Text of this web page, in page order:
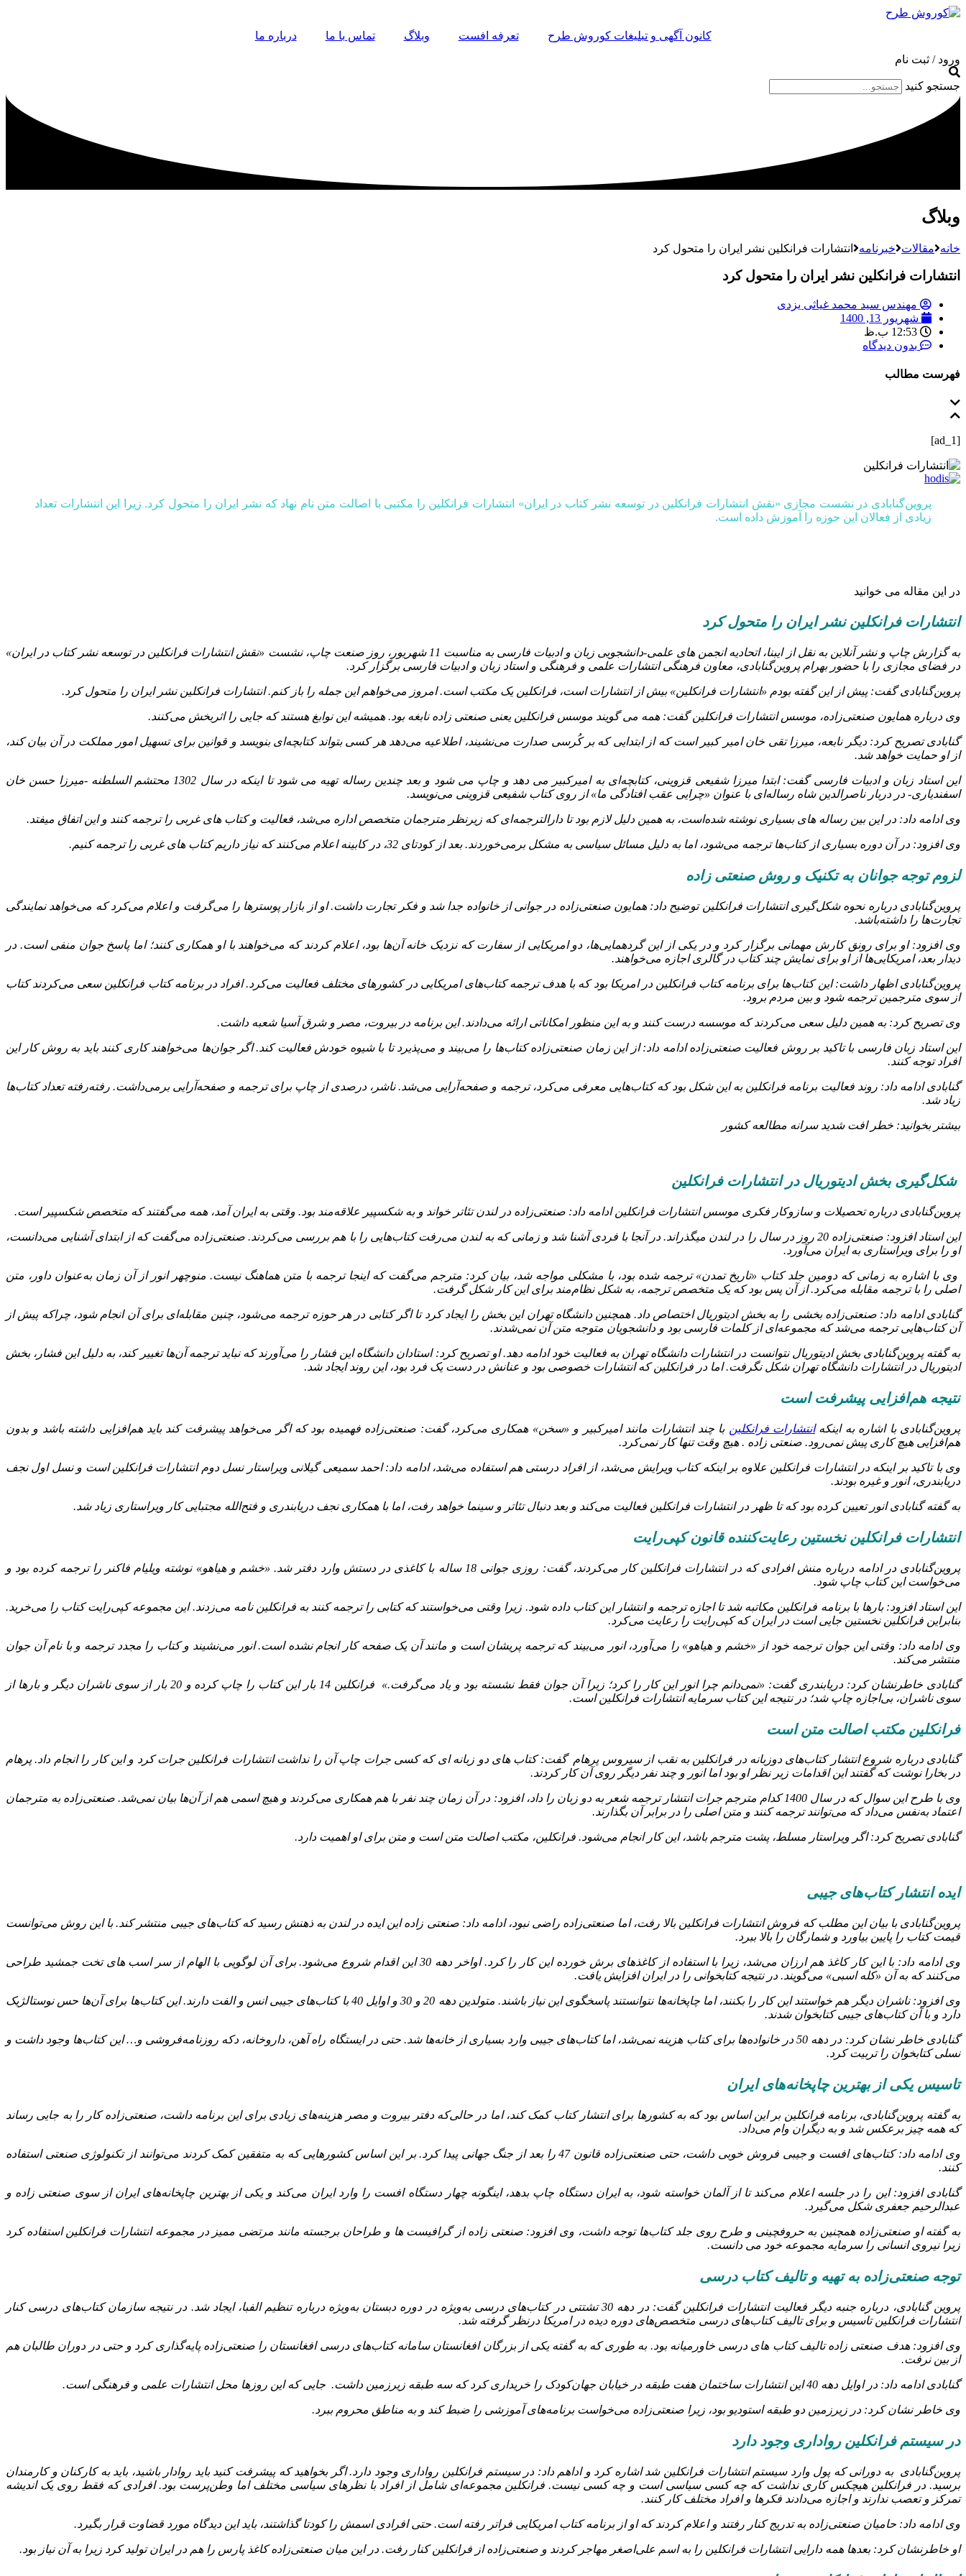
کانون آگهی و تبلیغات کوروش طرح تعرفه افست وبلاگ تماس با ما
درباره ما
ورود / ثبت نام
جستجو کنید
وبلاگ
خانه مقالات خبرنامه انتشارات فرانکلین نشر ایران را متحول کرد
انتشارات فرانکلین نشر ایران را متحول کرد
مهندس سید محمد غیاثی یزدی
شهریور 13, 1400
12:53 ب.ظ
بدون دیدگاه
فهرست مطالب
[ad_1]
پروین‌گنابادی در نشست مجازی «نقش انتشارات فرانکلین در توسعه نشر کتاب در ایران» انتشارات فرانکلین را مکتبی با اصالت متن نام نهاد که نشر ایران را متحول کرد. زیرا این انتشارات تعداد
زیادی از فعالان این حوزه را آموزش داده‌ است.
در این مقاله می خوانید
انتشارات فرانکلین نشر ایران را متحول کرد
به گزارش چاپ و نشر آنلاین به نقل از ایبنا، اتحادیه انجمن ‌های علمی-دانشجویی زبان و ادبیات فارسی به مناسبت 11 شهریور، روز صنعت چاپ، نشست «نقش انتشارات فرانکلین در توسعه نشر کتاب در ایران»
در فضای مجازی را با حضور بهرام پروین‌گنابادی، معاون فرهنگی انتشارات علمی و فرهنگی و استاد زبان و ادبیات فارسی برگزار کرد.
پروین‌گنابادی گفت: پیش از این گفته بودم «انتشارات فرانکلین» بیش از انتشارات است، فرانکلین یک مکتب است. امروز می‌خواهم این جمله را باز کنم. انتشارات فرانکلین نشر ایران را متحول کرد.
وی درباره همایون صنعتی‌زاده، موسس انتشارات فرانکلین گفت: همه می ‌گویند موسس فرانکلین یعنی صنعتی ‌زاده نابغه بود. همیشه این نوابغ هستند که جایی را اثربخش می‌کنند.
گنابادی تصریح کرد: دیگر نابعه، میرزا تقی ‌خان امیر کبیر است که از ابتدایی که بر کُرسی صدارت می‌نشیند، اطلاعیه می‌دهد هر کسی بتواند کتابچه‌ای بنویسد و قوانین برای تسهیل امور مملکت در آن بیان کند،
از او حمایت خواهد شد.
این استاد زبان و ادبیات فارسی گفت: ابتدا میرزا شفیعی قزوینی، کتابچه‌ای به امیرکبیر می ‌دهد و چاپ می ‌شود و بعد چندین رساله تهیه می ‌شود تا اینکه در سال 1302 محتشم ‌السلطنه -میرزا حسن ‌خان
اسفندیاری- در دربار ناصرالدین شاه رساله‌ای با عنوان «چرایی عقب افتادگی ما» از روی کتاب شفیعی قزوینی می‌نویسد.
وی ادامه داد: در این بین رساله ‌های بسیاری نوشته شده‌است، به همین دلیل لازم بود تا دارالترجمه‌ای که زیر‌نظر مترجمان متخصص اداره می‌شد، فعالیت و کتاب ‌های غربی را ترجمه کنند و این اتفاق میفتد.
وی افزود: در آن دوره بسیاری از کتاب‌ها ترجمه می‌شود، اما به دلیل مسائل سیاسی به مشکل برمی‌خوردند. بعد از کودتای 32، در کابینه اعلام می‌کنند که نیاز داریم کتاب ‌های غربی را ترجمه کنیم.
لزوم توجه جوانان به تکنیک و روش صنعتی‌ زاده
پروین‌گنابادی درباره نحوه شکل‌گیری انتشارات فرانکلین توضیح داد: همایون صنعتی‌زاده در جوانی از خانواده جدا شد و فکر تجارت داشت. او از بازار پوسترها را می‌گرفت و اعلام می‌کرد که می‌خواهد نمایندگی
تجارت‌ها را داشته‌باشد.
وی افزود: او برای رونق کارش مهمانی برگزار کرد و در یکی از این گردهمایی‌ها، دو امریکایی از سفارت که نزدیک خانه آن‌ها بود، اعلام کردند که می‌خواهند با او همکاری کنند؛ اما پاسخ جوان منفی است. در
دیدار بعد، امریکایی‌ها از او برای نمایش چند کتاب در گالری اجازه می‌خواهند.
پروین‌گنابادی اظهار داشت: این کتاب‌ها برای برنامه کتاب فرانکلین در امریکا بود که با هدف ترجمه کتاب‌های امریکایی در کشورهای مختلف فعالیت می‌کرد. افراد در برنامه کتاب فرانکلین سعی می‌کردند کتاب
از سوی مترجمین ترجمه شود و بین مردم برود.
وی تصریح کرد: به همین دلیل سعی می‌کردند که موسسه درست کنند و به این منظور امکاناتی ارائه می‌دادند. این برنامه در بیروت، مصر و شرق آسیا شعبه داشت.
این استاد زبان فارسی با تاکید بر روش فعالیت صنعتی‌زاده ادامه داد: از این زمان صنعتی‌زاده کتاب‌ها را می‌بیند و می‌پذیرد تا با شیوه خودش فعالیت کند. اگر جوان‌ها می‌خواهند کاری کنند باید به روش کار این
افراد توجه کنند.
گنابادی ادامه داد: روند فعالیت برنامه فرانکلین به این شکل بود که کتاب‌هایی معرفی می‌کرد، ترجمه و صفحه‌آرایی می‌شد. ناشر، درصدی از چاپ برای ترجمه و صفحه‌آرایی برمی‌داشت. رفته‌رفته تعداد کتاب‌ها
زیاد شد.
بیشتر بخوانید: خطر افت شدید سرانه مطالعه کشور
شکل‌گیری بخش ادیتوریال در انتشارات فرانکلین
پروین‌گنابادی درباره تحصیلات و سازوکار فکری موسس انتشارات فرانکلین ادامه داد: صنعتی‌زاده در لندن تئاتر خواند و به شکسپیر علاقه‌مند بود. وقتی به ایران آمد، همه می‌گفتند که متخصص شکسپیر است.
این استاد افزود: صنعتی‌زاده 20 روز در سال را در لندن میگذراند. در آنجا با فردی آشنا شد و زمانی که به لندن می‌رفت کتاب‌هایی را با هم بررسی می‌کردند. صنعتی‌زاده می‌گفت که از ابتدای آشنایی می‌دانست،
او را برای ویراستاری به ایران می‌آورد.
وی با اشاره به زمانی که دومین جلد کتاب «تاریخ تمدن» ترجمه شده‌ بود، با مشکلی مواجه شد، بیان کرد: مترجم می‌گفت که اینجا ترجمه با متن هماهنگ نیست. منوچهر انور از آن زمان به‌عنوان داور، متن
اصلی را با ترجمه مقابله می‌کرد. از آن پس بود که یک متخصص ترجمه، به شکل نظام‌مند برای این کار شکل گرفت.
گنابادی ادامه داد: صنعتی‌زاده بخشی را به بخش ادیتوریال اختصاص داد. همچنین دانشگاه تهران این بخش را ایجاد کرد تا اگر کتابی در هر حوزه ترجمه می‌شود، چنین مقابله‌ای برای آن انجام شود، چراکه پیش از
آن کتاب‌هایی ترجمه می‌شد که مجموعه‌ای از کلمات فارسی بود و دانشجویان متوجه متن آن نمی‌شدند.
به گفته پروین‌گنابادی بخش ادیتوریال نتوانست در انتشارات دانشگاه تهران به فعالیت خود ادامه دهد. او تصریح کرد: استادان دانشگاه این فشار را می‌آورند که نباید ترجمه آن‌ها تغییر کند، به دلیل این فشار، بخش
ادیتوریال در انتشارات دانشگاه تهران شکل نگرفت. اما در فرانکلین که انتشارات خصوصی بود و عنانش در دست یک فرد بود، این روند ایجاد شد.
نتیجه هم‌افزایی پیشرفت است
پروین‌گنابادی با اشاره به اینکهانتشارات فرانکلین با چند انتشارات مانند امیرکبیر و «سخن» همکاری می‌کرد، گفت: صنعتی‌زاده فهمیده بود که اگر می‌خواهد پیشرفت کند باید هم‌افزایی داشته‌ باشد و بدون
هم‌افزایی هیچ کاری پیش نمی‌رود. صنعتی زاده . هیچ وقت تنها کار نمی‌کرد.
وی با تاکید بر اینکه در انتشارات فرانکلین علاوه بر اینکه کتاب ویرایش می‌شد، از افراد درستی هم استفاده می‌شد، ادامه داد: احمد سمیعی گیلانی ویراستار نسل دوم انتشارات فرانکلین است و نسل اول نجف
دریابندری، انور و غیره بودند.
به گفته گنابادی انور تعیین کرده بود که تا ظهر در انتشارات فرانکلین فعالیت می‌کند و بعد دنبال تئاتر و سینما خواهد رفت، اما با همکاری نجف دریابندری و فتح‌الله مجتبایی کار ویراستاری زیاد شد.
انتشارات فرانکلین نخستین رعایت‌کننده قانون کپی‌رایت
پروین‌گنابادی در ادامه درباره منش‌ افرادی که در انتشارات فرانکلین کار می‌کردند، گفت: روزی جوانی 18 ساله با کاغذی در دستش وارد دفتر شد. «خشم و هیاهو» نوشته ویلیام فاکنر را ترجمه کرده بود و
می‌خواست این کتاب چاپ شود.
این استاد افزود: بارها با برنامه فرانکلین مکاتبه شد تا اجازه ترجمه و انتشار این کتاب داده‌ شود. زیرا وقتی می‌خواستند که کتابی را ترجمه کنند به فرانکلین نامه می‌زدند. این مجموعه کپی‌رایت کتاب را می‌خرید.
بنابراین فرانکلین نخستین جایی است در ایران که کپی‌رایت را رعایت می‌کرد.
وی ادامه داد: وقتی این جوان ترجمه خود از «خشم و هیاهو» را می‌آورد، انور می‌بیند که ترجمه پریشان است و مانند آن یک صفحه کار انجام نشده‌ است. انور می‌نشیند و کتاب را مجدد ترجمه و با نام آن جوان
منتشر می‌کند.
گنابادی خاطرنشان کرد: دریابندری گفت: «نمی‌دانم چرا انور این کار را کرد؛ زیرا آن جوان فقط نشسته بود و یاد می‌گرفت.» فرانکلین 14 بار این کتاب را چاپ کرده و 20 بار از سوی ناشران دیگر و بارها از
سوی ناشران، بی‌اجازه چاپ شد؛ در نتیجه این کتاب سرمایه انتشارات فرانکلین است.
فرانکلین مکتب اصالت متن است
گنابادی درباره شروع انتشار کتاب‌های دوزبانه در فرانکلین به نقب از سیروس پرهام گفت: کتاب های دو زبانه ای که کسی جرات چاپ آن را نداشت انتشارات فرانکلین جرات کرد و این کار را انجام داد. پرهام
در بخارا نوشت که گفتند این اقدامات زیر نظر او بود اما انور و چند نفر دیگر روی آن کار کردند.
وی با طرح این سوال که در سال 1400 کدام مترجم جرات انتشار ترجمه شعر به دو زبان را داد، افزود: در آن زمان چند نفر با هم همکاری می‌کردند و هیچ اسمی هم از آن‌ها بیان نمی‌شد. صنعتی‌زاده به مترجمان
اعتماد به‌نفس می‌داد که می‌توانند ترجمه کنند و متن اصلی را در برابر آن بگذارند.
گنابادی تصریح کرد: اگر ویراستار مسلط، پشت مترجم باشد، این کار انجام می‌شود. فرانکلین، مکتب اصالت متن است و متن برای او اهمیت دارد.
ایده انتشار کتاب‌های جیبی
پروین‌گنابادی با بیان این مطلب که فروش انتشارات فرانکلین بالا رفت، اما صنعتی‌زاده راضی نبود، ادامه داد: صنعتی ‌زاده این ایده در لندن به ذهنش رسید که کتاب‌های جیبی منتشر کند. با این روش می‌توانست
قیمت کتاب را پایین بیاورد و شمارگان را بالا ببرد.
وی ادامه داد: با این کار کاغذ هم ارزان می‌شد، زیرا با استفاده از کاغذهای برش خورده این کار را کرد. اواخر دهه 30 این اقدام شروع می‌شود. برای آن لوگویی با الهام از سر اسب های تخت جمشید طراحی
می‌کنند که به آن «کله اسبی» می‌گویند. در نتیجه کتابخوانی را در ایران افزایش یافت.
وی افزود: ناشران دیگر هم خواستند این کار را بکنند، اما چاپخانه‌ها نتوانستند پاسخگوی این نیاز باشند. متولدین دهه 20 و 30 و اوایل 40 با کتاب‌های جیبی انس و الفت دارند. این کتاب‌ها برای آن‌ها حس نوستالژیک
دارد و با آن کتاب‌های جیبی کتابخوان شدند.
گنابادی خاطر نشان کرد: در دهه 50 در خانواده‌ها برای کتاب هزینه نمی‌شد، اما کتاب‌های جیبی وارد بسیاری از خانه‌ها شد. حتی در ایستگاه راه آهن، داروخانه، دکه روزنامه‌فروشی و… این کتاب‌ها وجود داشت و
نسلی کتابخوان را تربیت کرد.
تاسیس یکی از بهترین چاپخانه‌های ایران
به گفته پروین‌گنابادی، برنامه فرانکلین بر این اساس بود که به کشورها برای انتشار کتاب کمک کند، اما در حالی‌که دفتر بیروت و مصر هزینه‌های زیادی برای این برنامه داشت، صنعتی‌زاده کار را به جایی رساند
که همه چیز برعکس شد و به دیگران وام می‌داد.
وی ادامه داد: کتاب‌های افست و جیبی فروش خوبی داشت، حتی صنعتی‌زاده قانون 47 را بعد از جنگ جهانی پیدا کرد. بر این اساس کشورهایی که به متفقین کمک کردند می‌توانند از تکنولوژی صنعتی استفاده
کنند.
گنابادی افزود: این را در جلسه اعلام می‌کند تا از آلمان خواسته شود، به ایران دستگاه چاپ بدهد، اینگونه چهار دستگاه افست را وارد ایران می‌کند و یکی از بهترین چاپخانه‌های ایران از سوی صنعتی‌ زاده و
عبدالرحیم جعفری شکل می‌گیرد.
به گفته او صنعتی‌زاده همچنین به حروفچینی و طرح روی جلد کتاب‌ها توجه داشت، وی افزود: صنعتی زاده از گرافیست ها و طراحان برجسته مانند مرتضی ممیز در مجموعه انتشارات فرانکلین استفاده کرد
زیرا نیروی انسانی را سرمایه مجموعه خود می دانست.
توجه صنعتی‌زاده به تهیه و تالیف کتاب درسی
پروین‌ گنابادی، درباره جنبه دیگر فعالیت انتشارات فرانکلین گفت: در دهه 30 تشتتی در کتاب‌های درسی به‌ویژه در دوره دبستان به‌ویژه درباره تنظیم الفبا، ایجاد شد. در نتیجه سازمان کتاب‌های درسی کنار
انتشارات فرانکلین تاسیس و برای تالیف کتاب‌های درسی متخصص‌های دوره دیده در امریکا درنظر گرفته ‌شد.
وی افزود: هدف صنعتی زاده تالیف کتاب های درسی خاورمیانه بود. به طوری که به گفته یکی از بزرگان افغانستان سامانه کتاب‌های درسی افغانستان را صنعتی‌زاده پایه‌گذاری کرد و حتی در دوران طالبان هم
از بین نرفت.
گنابادی ادامه داد: در اوایل دهه 40 این انتشارات ساختمان هفت طبقه در خیابان جهان‌کودک را خریداری کرد که سه طبقه زیرزمین داشت. جایی که این روزها محل انتشارات علمی و فرهنگی است.
وی خاطر نشان کرد: در زیرزمین دو طبقه استودیو بود، زیرا صنعتی‌زاده می‌خواست برنامه‌های آموزشی را ضبط کند و به مناطق محروم ببرد.
در سیستم فرانکلین رواداری وجود دارد
پروین‌گنابادی به دورانی که پول وارد سیستم انتشارات فرانکلین شد اشاره کرد و اداهم داد: در سیستم فرانکلین رواداری وجود دارد. اگر بخواهید که پیشرفت کنید باید روادار باشید، باید به کارکنان و کارمندان
برسید. در فرانکلین هیچکس کاری نداشت که چه کسی سیاسی است و چه کسی نیست. فرانکلین مجموعه‌ای شامل از افراد با نظرهای سیاسی مختلف اما وطن‌پرست بود. افرادی که فقط روی یک اندیشه
تمرکز و تعصب ندارند و اجازه می‌دادند فکرها و افراد مختلف کار کنند.
وی ادامه داد: حامیان صنعتی‌زاده به تدریج کنار رفتند و اعلام کردند که او از برنامه کتاب امریکایی فراتر رفته‌ است. حتی افرادی اسمش را کودتا گذاشتند، باید این دیدگاه مورد قضاوت قرار بگیرد.
او خاطرنشان کرد: بعدها همه دارایی انتشارات فرانکلین را به اسم علی‌اصغر مهاجر کردند و صنعتی‌زاده از فرانکلین کنار رفت. در این میان صنعتی‌زاده کاغذ پارس را هم در ایران تولید کرد زیرا به آن نیاز بود.